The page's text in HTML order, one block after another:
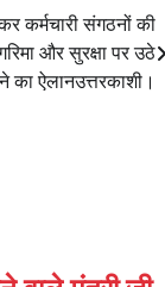
कर्मचारी संगठनों की
और सुरक्षा पर उठे
का ऐलानउत्तरकाशी।